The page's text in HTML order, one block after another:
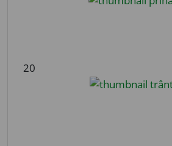
20